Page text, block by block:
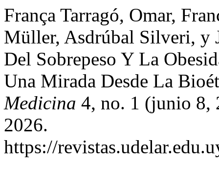
França Tarragó, Omar,
Müller, Asdrúbal Silveri, y
Del Sobrepeso Y La
Una Mirada Desde La
Medicina 4, no. 1 (junio 8,
2026.
https://